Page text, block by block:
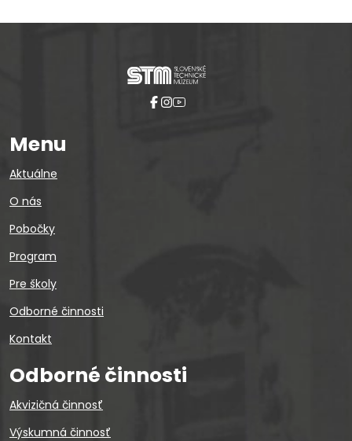
Menu
Aktuálne
O nás
Pobočky
Program
Pre školy
Odborné činnosti
Kontakt
Odborné činnosti
Akvizičná činnosť
Výskumná činnosť